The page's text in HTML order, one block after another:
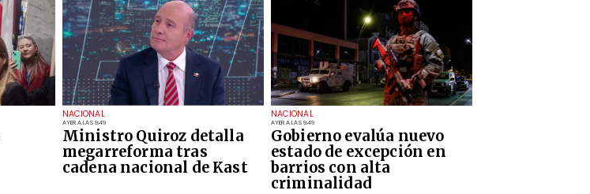
NACIONAL
AYER A LAS 9:49
Ministro Quiroz detalla
megarreforma tras
cadena nacional de Kast
NACIONAL
AYER A LAS 9:49
Gobierno evalúa nuevo
estado de excepción en
barrios con alta
criminalidad